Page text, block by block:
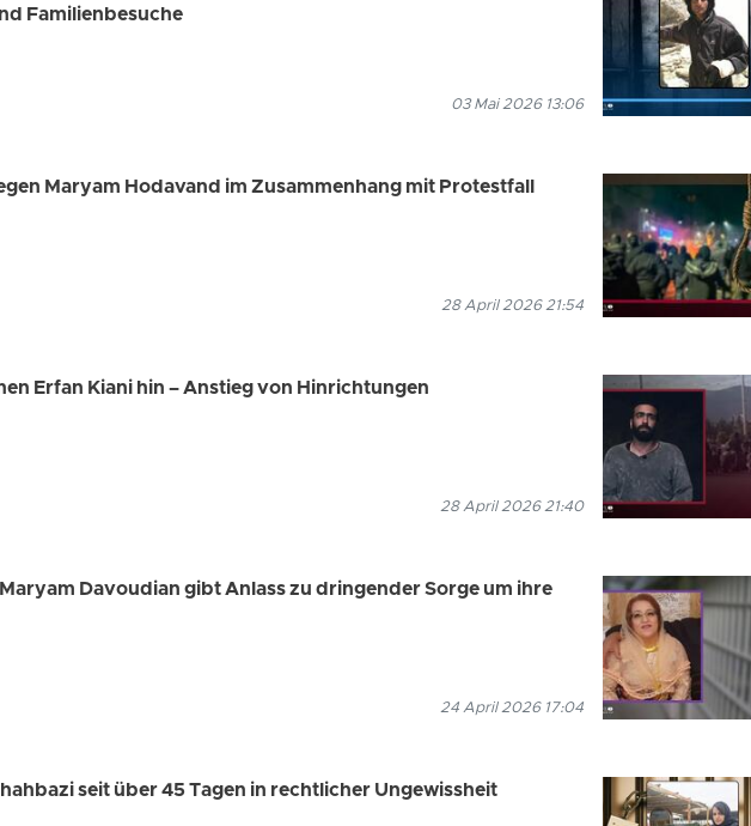
Familienbesuche
03 Mai 2026 13:06
Maryam Hodavand im Zusammenhang mit Protestfall
28 April 2026 21:54
Erfan Kiani hin – Anstieg von Hinrichtungen
28 April 2026 21:40
Davoudian gibt Anlass zu dringender Sorge um ihre
24 April 2026 17:04
seit über 45 Tagen in rechtlicher Ungewissheit